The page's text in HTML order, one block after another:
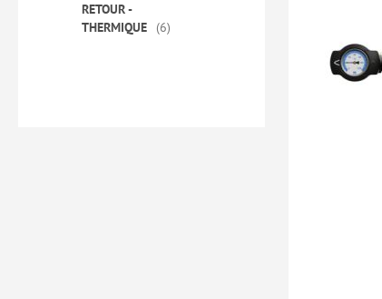
RETOUR -
THERMIQUE
6